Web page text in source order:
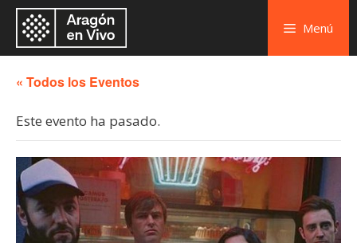
Menú
« Todos los Eventos
Este evento ha pasado.